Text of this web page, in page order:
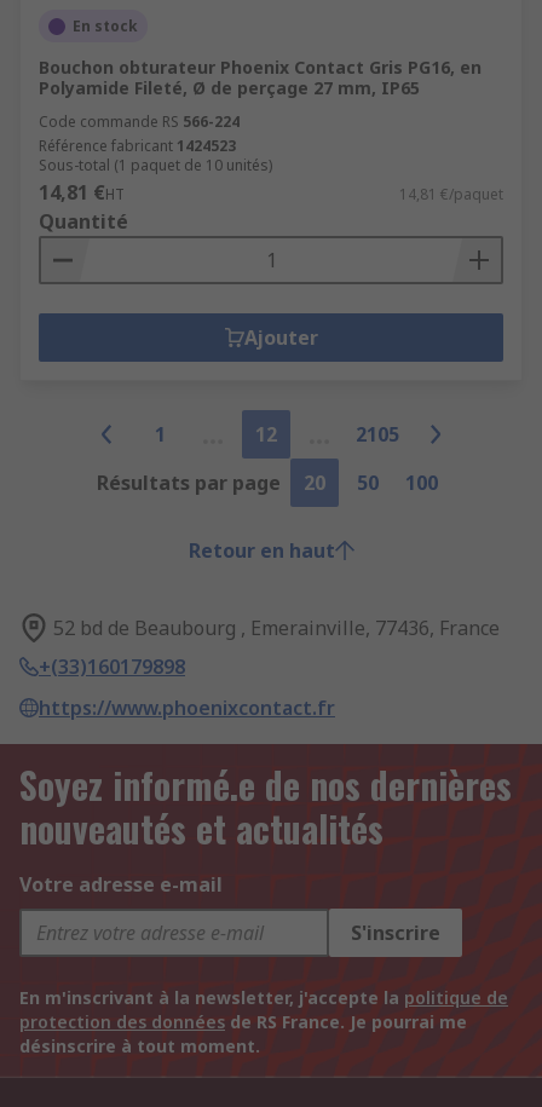
En stock
Bouchon obturateur Phoenix Contact Gris PG16, en
Polyamide Fileté, Ø de perçage 27 mm, IP65
Code commande RS 566-224
Référence fabricant 1424523
Sous-total (1 paquet de 10 unités)
14,81 €HT 14,81 €/paquet
Quantité
Ajouter
1 12
2105
Résultats par page
20 50 100
Retour en haut
52 bd de Beaubourg , Emerainville, 77436, France
+(33)160179898
https://www.phoenixcontact.fr
Soyez informé.e de nos dernières
nouveautés et actualités
Votre adresse e-mail
S'inscrire
En m'inscrivant à la newsletter, j'accepte la politique de
protection des données de RS France. Je pourrai me
désinscrire à tout moment.